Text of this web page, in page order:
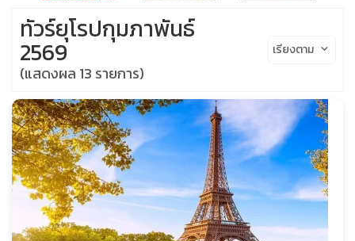
travel_explore
calendar_month
search
ทัวร์ยุโรปกุมภาพันธ์
2569
(แสดงผล 13 รายการ)
เรียงตาม keyboard_arrow_down